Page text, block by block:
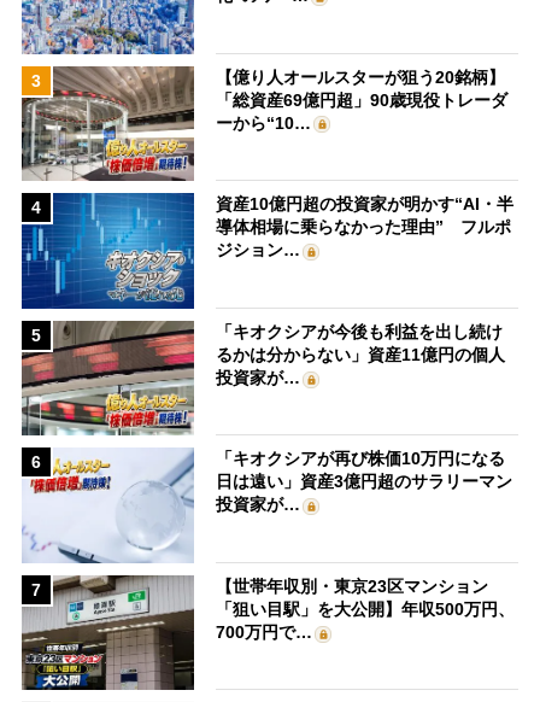
3
【億り人オールスターが狙う20銘柄】
「総資産69億円超」90歳現役トレーダ
ーから“10…
4
資産10億円超の投資家が明かす“AI・半
導体相場に乗らなかった理由” フルポ
ジション…
5
「キオクシアが今後も利益を出し続け
るかは分からない」資産11億円の個人
投資家が…
6
「キオクシアが再び株価10万円になる
日は遠い」資産3億円超のサラリーマン
投資家が…
7
【世帯年収別・東京23区マンション
「狙い目駅」を大公開】年収500万円、
700万円で…